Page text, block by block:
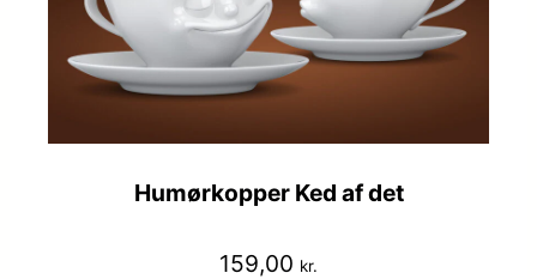
Humørkopper Ked af det
159,00 kr.